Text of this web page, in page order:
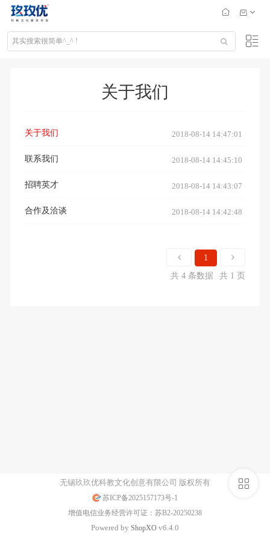
关于我们
关于我们 2018-08-14 14:47:01
联系我们 2018-08-14 14:45:10
招聘英才 2018-08-14 14:43:07
合作及洽谈 2018-08-14 14:42:48
1
共 4 条数据
共 1 页
无锡玖玖优科教文化创意有限公司 版权所有
苏ICP备2025157173号-1
增值电信业务经营许可证：苏B2-20250238
Powered by ShopXO v6.4.0